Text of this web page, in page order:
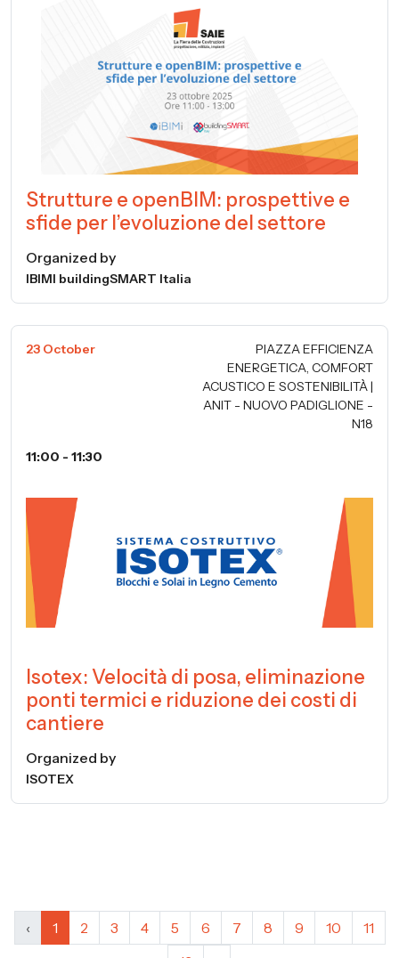
Strutture e openBIM: prospettive e
sfide per l’evoluzione del settore
Organized by
IBIMI buildingSMART Italia
23 October
PIAZZA EFFICIENZA
ENERGETICA, COMFORT
ACUSTICO E SOSTENIBILITÀ |
ANIT - NUOVO PADIGLIONE -
N18
11:00 - 11:30
Isotex: Velocità di posa, eliminazione
ponti termici e riduzione dei costi di
cantiere
Organized by
ISOTEX
‹ 1 2 3 4 5 6 7 8 9 10
11